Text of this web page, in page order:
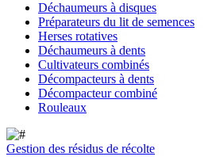
Déchaumeurs à disques
Préparateurs du lit de semences
Herses rotatives
Déchaumeurs à dents
Cultivateurs combinés
Décompacteurs à dents
Décompacteur combiné
Rouleaux
Gestion des résidus de récolte